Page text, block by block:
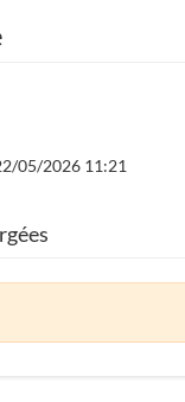
05/2026 11:21